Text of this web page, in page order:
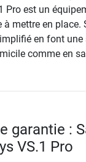
Pro est un
mettre en place.
en font
comme en
garantie :
VS.1 Pro